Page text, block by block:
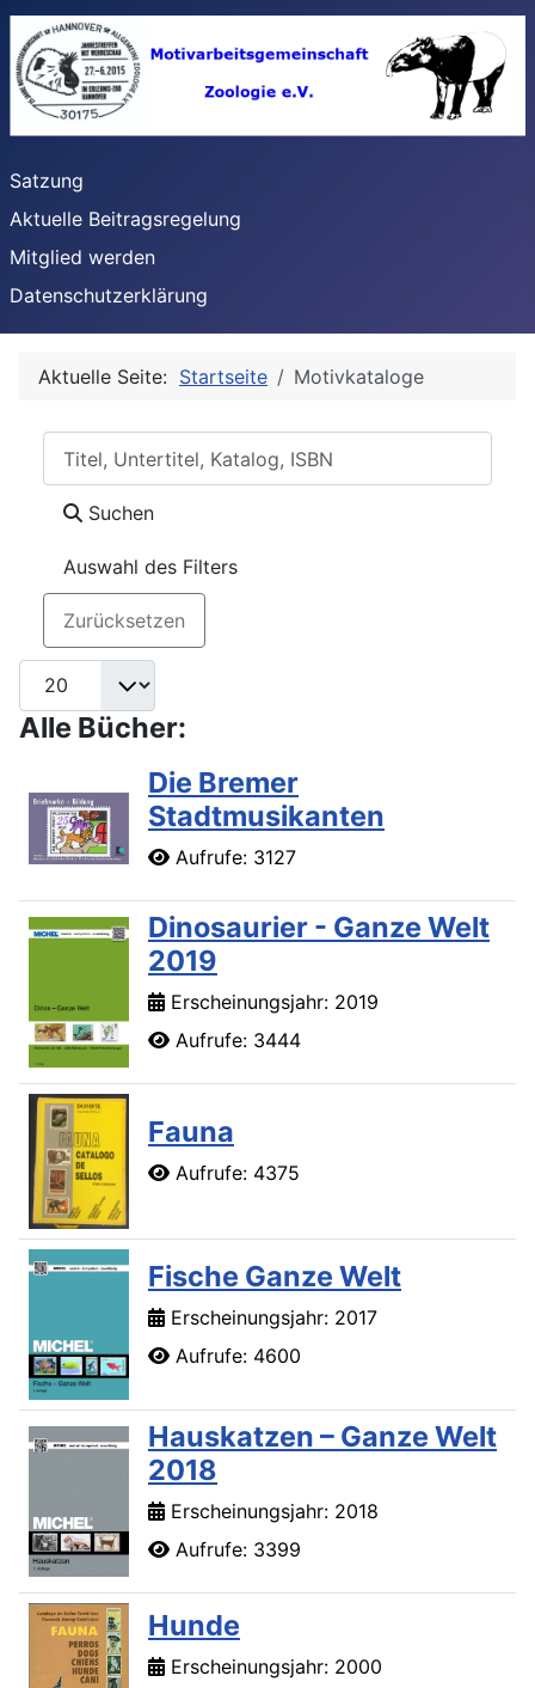
Satzung
Aktuelle Beitragsregelung
Mitglied werden
Datenschutzerklärung
Aktuelle Seite: Startseite Motivkataloge
Suchen
Auswahl des Filters
Zurücksetzen
Alle Bücher:
Die Bremer
Stadtmusikanten
Aufrufe: 3127
Dinosaurier - Ganze Welt
2019
Erscheinungsjahr: 2019
Aufrufe: 3444
Fauna
Aufrufe: 4375
Fische Ganze Welt
Erscheinungsjahr: 2017
Aufrufe: 4600
Hauskatzen – Ganze Welt
2018
Erscheinungsjahr: 2018
Aufrufe: 3399
Hunde
Erscheinungsjahr: 2000